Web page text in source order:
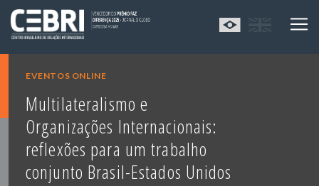
EVENTOS ONLINE
Multilateralismo e
Organizações Internacionais:
reflexões para um trabalho
conjunto Brasil-Estados Unidos